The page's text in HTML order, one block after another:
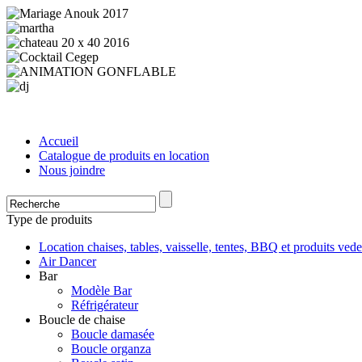
Accueil
Catalogue de produits en location
Nous joindre
Type de produits
Location chaises, tables, vaisselle, tentes, BBQ et produits
Air Dancer
Bar
Modèle Bar
Réfrigérateur
Boucle de chaise
Boucle damasée
Boucle organza